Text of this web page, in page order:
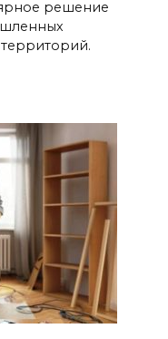
решение